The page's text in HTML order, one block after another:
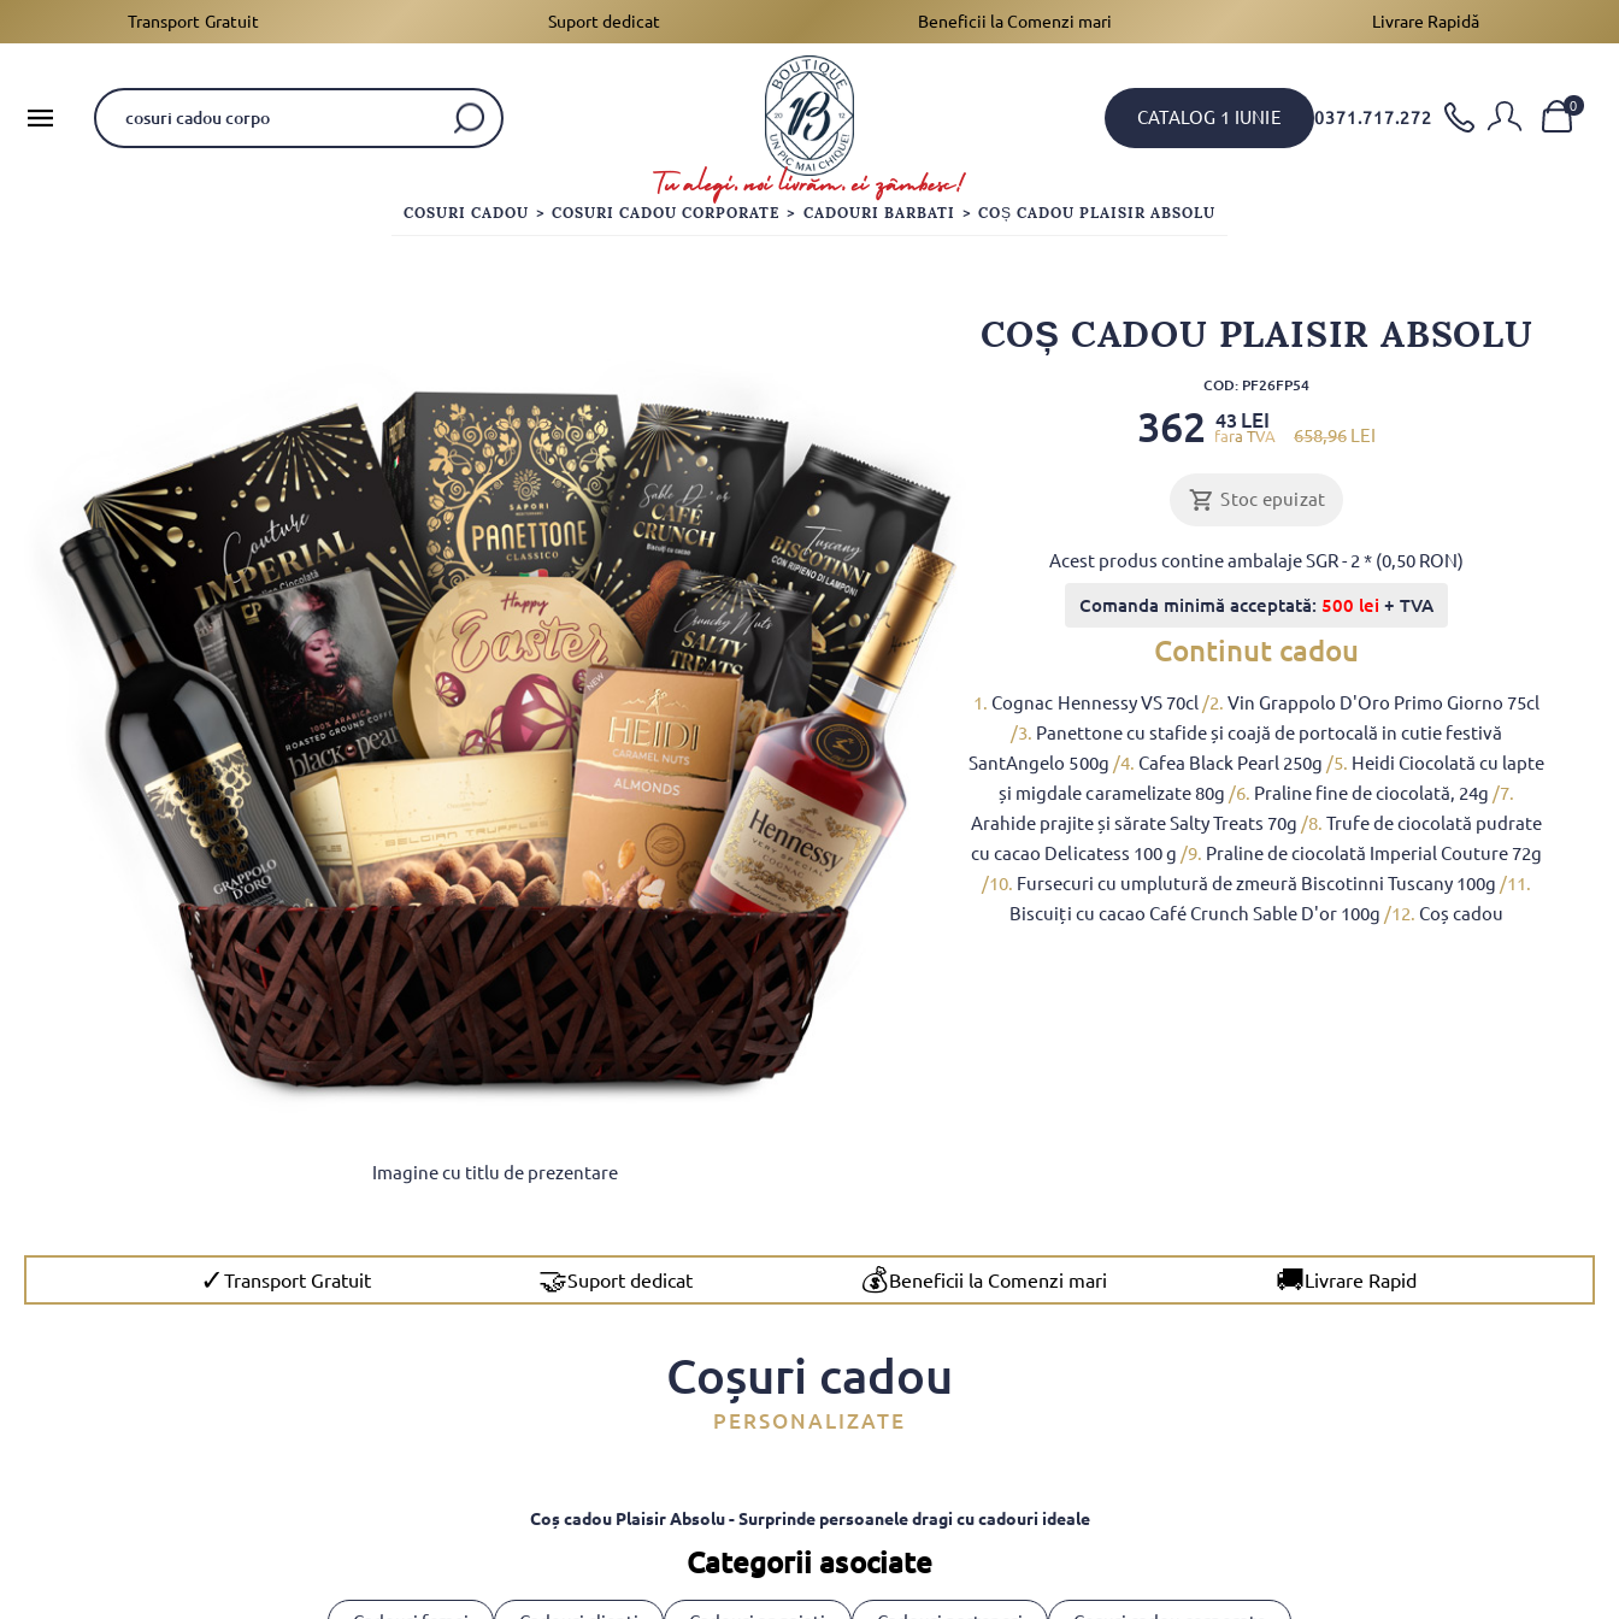
Transport Gratuit Suport dedicat Beneficii la Comenzi mari Livrare Rapidă
CATALOG 1 IUNIE 0371.717.272
0
COSURI CADOU > COSURI CADOU CORPORATE > CADOURI BARBATI > COȘ CADOU PLAISIR ABSOLU
Imagine cu titlu de prezentare
COȘ CADOU PLAISIR ABSOLU
COD: PF26FP54
658,96 LEI
362 43 LEI
Stoc epuizat
Acest produs contine ambalaje SGR - 2 * (0,50 RON)
Comanda minimă acceptată: 500 lei + TVA
Continut cadou
1. Cognac Hennessy VS 70cl /2. Vin Grappolo D'Oro Primo Giorno 75cl
/3. Panettone cu stafide și coajă de portocală in cutie festivă
SantAngelo 500g /4. Cafea Black Pearl 250g /5. Heidi Ciocolată cu lapte
și migdale caramelizate 80g /6. Praline fine de ciocolată, 24g /7.
Arahide prajite și sărate Salty Treats 70g /8.Trufe de ciocolată pudrate
cu cacao Delicatess 100 g /9. Praline de ciocolată Imperial Couture 72g
/10. Fursecuri cu umplutură de zmeură Biscotinni Tuscany 100g /11.
Biscuiți cu cacao Café Crunch Sable D'or 100g /12. Coș cadou
✓Transport Gratuit 🤝Suport dedicat 💰Beneficii la Comenzi mari 🚚Livrare Rapid
Coșuri cadou
PERSONALIZATE
Coș cadou Plaisir Absolu - Surprinde persoanele dragi cu cadouri ideale
Categorii asociate